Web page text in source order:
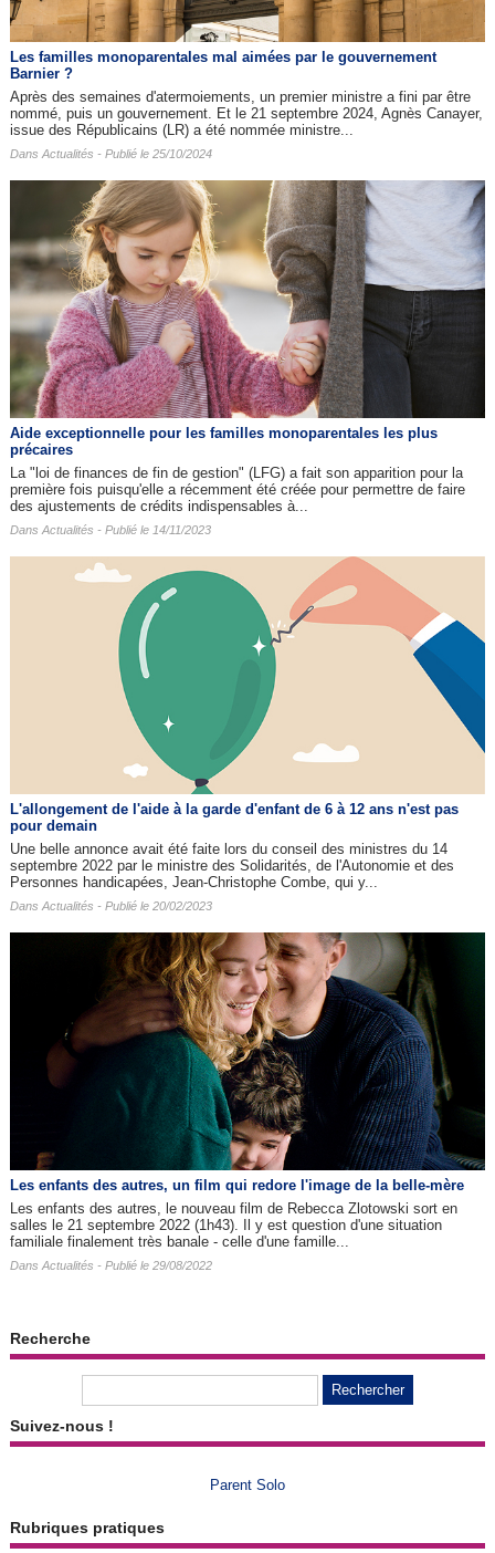
Les familles monoparentales mal aimées par le gouvernement
Barnier ?
Après des semaines d'atermoiements, un premier ministre a fini par être
nommé, puis un gouvernement. Et le 21 septembre 2024, Agnès Canayer,
issue des Républicains (LR) a été nommée ministre...
Dans Actualités - Publié le 25/10/2024
Aide exceptionnelle pour les familles monoparentales les plus
précaires
La "loi de finances de fin de gestion" (LFG) a fait son apparition pour la
première fois puisqu'elle a récemment été créée pour permettre de faire
des ajustements de crédits indispensables à...
Dans Actualités - Publié le 14/11/2023
L'allongement de l'aide à la garde d'enfant de 6 à 12 ans n'est pas
pour demain
Une belle annonce avait été faite lors du conseil des ministres du 14
septembre 2022 par le ministre des Solidarités, de l'Autonomie et des
Personnes handicapées, Jean-Christophe Combe, qui y...
Dans Actualités - Publié le 20/02/2023
Les enfants des autres​, un film qui redore l'image de la belle-mère
Les enfants des autres, le nouveau film de Rebecca Zlotowski sort en
salles le 21 septembre 2022 (1h43). Il y est question d'une situation
familiale finalement très banale - celle d'une famille...
Dans Actualités - Publié le 29/08/2022
Recherche
Suivez-nous !
Parent Solo
Rubriques pratiques